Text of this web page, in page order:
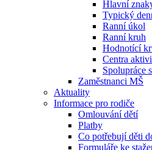
Hlavní
Typický
Ranní úkol
Ranní kruh
Hodnotící
Centra
Spolupráce
Zaměstnanci MŠ
Aktuality
Informace pro rodiče
Omlouvání dětí
Platby
Co potřebují děti
Formuláře ke